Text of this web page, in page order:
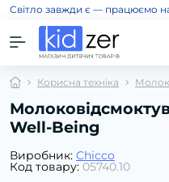
Світло завжди є — працюємо
Корисна техніка
Well-Being
Виробник: Chicco
Код товару: 05740.10